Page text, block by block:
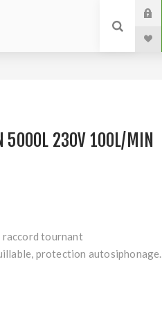
5000L 230V 100L/MIN
raccord tournant
protection autosiphonage.